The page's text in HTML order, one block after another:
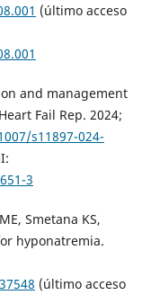
(último acceso
and management
Fail Rep. 2024;
s11897-024-
3
Smetana KS,
hyponatremia.
(último acceso